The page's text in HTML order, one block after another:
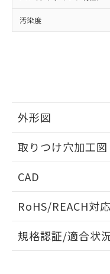
汚染度
外形図
取りつけ穴加工図
CAD
ドすることができ
ロ
RoHS/REACH対
EU RoHS 注意事項
規格認証/適合状
マイパ
および当
※当社の
の共同利
部品在庫の切
月が前後する
とができます。
EU RoHS指令
ものではあり
また、RoHS指
物質の対応で
荷製品に未対応
欄に対応日を記
準値以下であ
「10」：通常
質が外部に漏
該第三
販売先
法に輸出
受注